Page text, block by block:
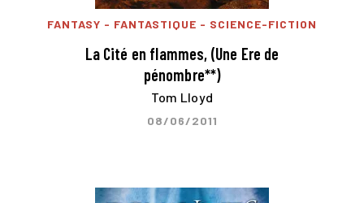
FANTASY - FANTASTIQUE - SCIENCE-FICTION
La Cité en flammes, (Une Ere de
pénombre**)
Tom Lloyd
08/06/2011